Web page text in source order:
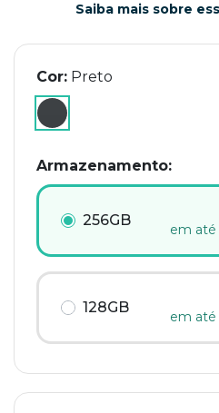
Saiba mais sobre
Cor: Preto
selected
Armazenamento:
256GB
em até
128GB
em até